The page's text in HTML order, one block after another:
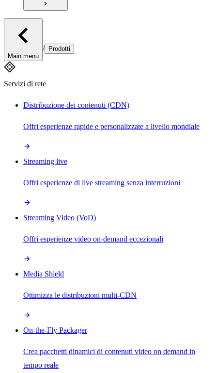
Main menu
/ Prodotti
Servizi di rete
Distribuzione dei contenuti (CDN)
Offri esperienze rapide e personalizzate a livello mondiale
Streaming live
Offri esperienze di live streaming senza interruzioni
Streaming Video (VoD)
Offri esperienze video on-demand eccezionali
Media Shield
Ottimizza le distribuzioni multi-CDN
On-the-Fly Packager
Crea pacchetti dinamici di contenuti video on demand in
tempo reale